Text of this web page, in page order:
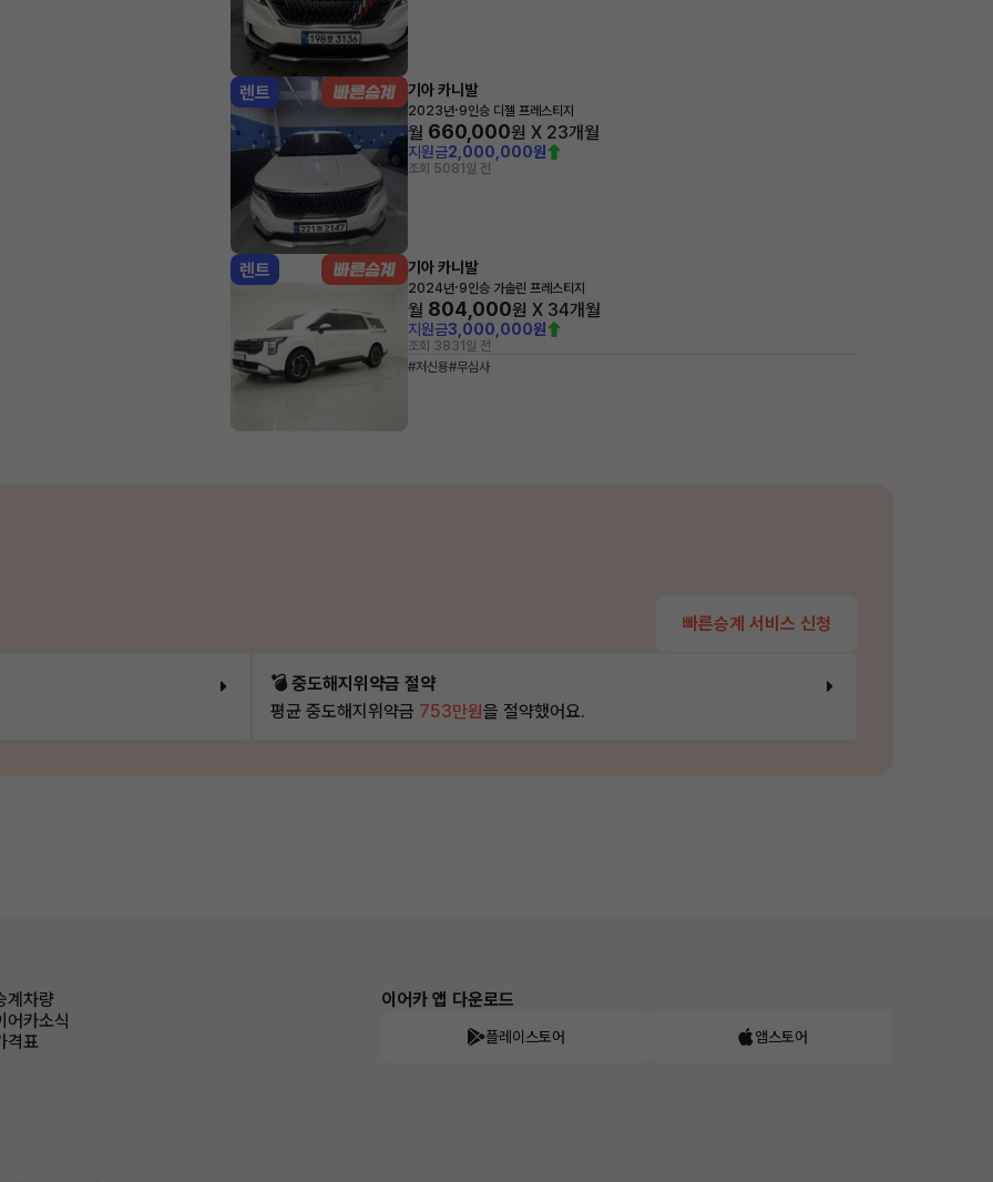
렌트 기아 카니발
2023년·9인승 디젤 프레스티지
월 660,000원 X 23개월
지원금2,000,000원
조회 5081일 전
렌트 기아 카니발
2024년·9인승 가솔린 프레스티지
월 804,000원 X 34개월
지원금3,000,000원
조회 3831일 전
#저신용#무심사
빠른승계 서비스 신청
💣 중도해지위약금 절약
평균 중도해지위약금 753만원을 절약했어요.
계차량
어카소식
격표
이어카 앱 다운로드
플레이스토어 앱스토어